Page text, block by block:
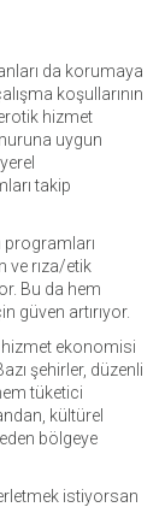
da korumaya
koşullarının
hizmet
uygun
takip
programları
ve rıza/etik
Bu da hem
güven artırıyor.
hizmet ekonomisi
şehirler, düzenli
tüketici
kültürel
bölgeye
istiyorsan